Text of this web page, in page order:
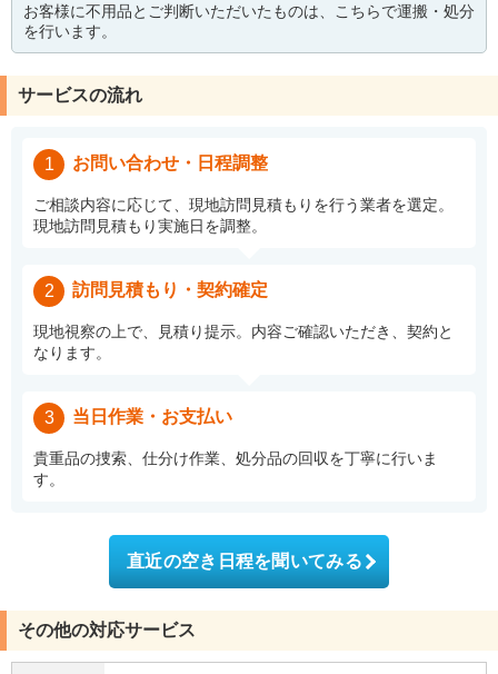
お客様に不用品とご判断いただいたものは、こちらで運搬・処分
を行います。
サービスの流れ
1 お問い合わせ・日程調整
ご相談内容に応じて、現地訪問見積もりを行う業者を選定。
現地訪問見積もり実施日を調整。
2 訪問見積もり・契約確定
現地視察の上で、見積り提示。内容ご確認いただき、契約と
なります。
3 当日作業・お支払い
貴重品の捜索、仕分け作業、処分品の回収を丁寧に行いま
す。
直近の空き日程を聞いてみる
その他の対応サービス